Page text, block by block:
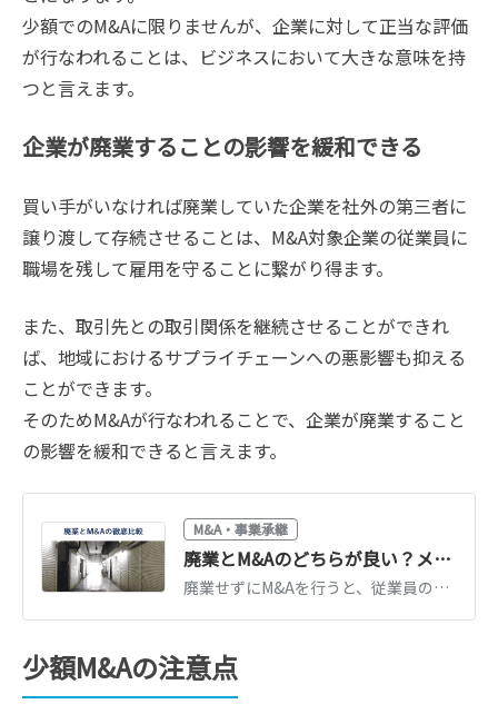
少額でのM&Aに限りませんが、企業に対して正当な評価
が行なわれることは、ビジネスにおいて大きな意味を持
つと言えます。
企業が廃業することの影響を緩和できる
買い手がいなければ廃業していた企業を社外の第三者に
譲り渡して存続させることは、M&A対象企業の従業員に
職場を残して雇用を守ることに繋がり得ます。
また、取引先との取引関係を継続させることができれ
ば、地域におけるサプライチェーンへの悪影響も抑える
ことができます。
そのためM&Aが行なわれることで、企業が廃業すること
の影響を緩和できると言えます。
M&A・事業承継
廃業とM&Aのどちらが良い？メリットや税金を徹底比較
廃業せずにM&Aを行うと、従業員の雇用維持などのメリットを得られます。そのため、近年はM&Aを行うケースが多い傾向です。廃業の意味や現状、廃業回避の手段となるM&Aを税理士がくわしく解説します。（公認会計士・税理士 河野 雅人 監修）
少額M&Aの注意点